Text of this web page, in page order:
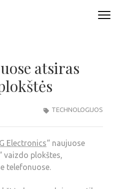
atsiras
TECHNOLOGIJOS
Electronics“ naujuose
vaizdo plokštes,
telefonuose.